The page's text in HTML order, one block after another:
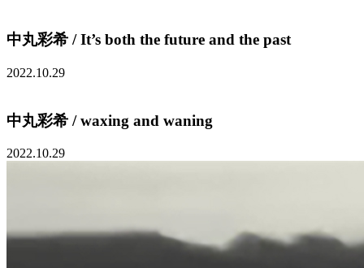
中丸彩希 / It’s both the future and the past
2022.10.29
中丸彩希 / waxing and waning
2022.10.29